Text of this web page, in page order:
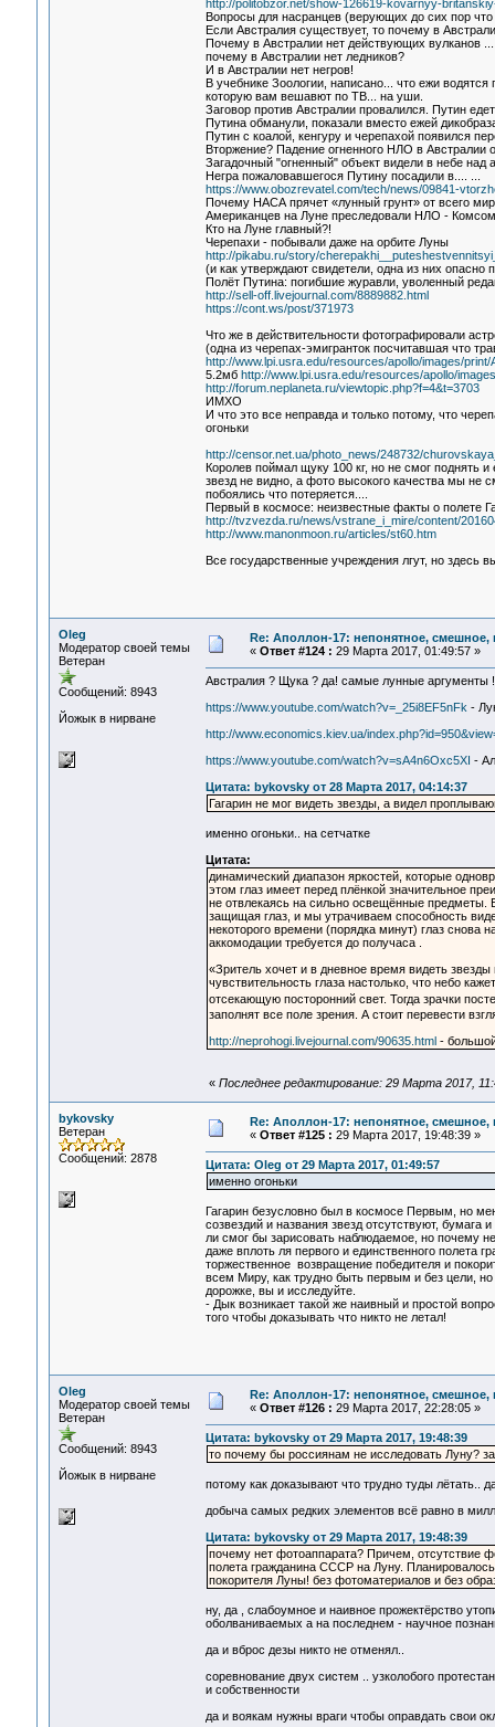
http://politobzor.net/show-126619-kovarnyy-
Вопросы для насранцев (верующих до сих пор
Если Австралия существует, то почему в
Почему в Австралии нет действующих вулканов ...
почему в Австралии нет ледников?
И в Австралии нет негров!
В учебнике Зоологии, написано... что ежи
которую вам вешавют по ТВ... на уши.
Заговор против Австралии провалился. Путин
Путина обманули, показали вместо ежей
Путин с коалой, кенгуру и черепахой появился
Вторжение? Падение огненного НЛО в Австралии
Загадочный "огненный" объект видели в небе
Негра пожаловавшегося Путину посадили в.... ...
https://www.obozrevatel.com/tech/news/09841-
Почему НАСА прячет «лунный грунт» от всего
Американцев на Луне преследовали НЛО -
Кто на Луне главный?!
Черепахи - побывали даже на орбите Луны
http://pikabu.ru/story/
(и как утверждают свидетели, одна из них опасно
Полёт Путина: погибшие журавли, уволенный
http://sell-off.livejournal.com/8889882.html
https://cont.ws/post/371973
Что же в действительности фотографировали
(одна из черепах-эмигранток посчитавшая что
http://www.lpi.usra.edu/resources/apollo/images/print/
5.2мб http://www.lpi.usra.edu/resources/apollo/
http://forum.neplaneta.ru/viewtopic.php?f=4&t=3703
ИМХО
И что это все неправда и только потому, что
огоньки
http://censor.net.ua/photo_news/248732/
Королев поймал щуку 100 кг, но не смог поднять
звезд не видно, а фото высокого качества мы не
побоялись что потеряется....
Первый в космосе: неизвестные факты о полете
http://tvzvezda.ru/news/vstrane_i_mire/content/
http://www.manonmoon.ru/articles/st60.htm
Все государственные учреждения лгут, но здесь
Oleg
Модератор своей темы
Ветеран
Сообщений: 8943
Йожык в нирване
Re: Аполлон-17: непонятное, смешное,
« Ответ #124 : 29 Марта 2017, 01:49:57 »
Австралия ? Щука ? да! самые лунные аргументы !
https://www.youtube.com/watch?v=_25i8EF5nFk -
http://www.economics.kiev.ua/
https://www.youtube.com/watch?v=sA4n6Oxc5XI -
Цитата: bykovsky от 28 Марта 2017, 04:14:37
Гагарин не мог видеть звезды, а видел
именно огоньки.. на сетчатке
Цитата:
динамический диапазон яркостей, которые
этом глаз имеет перед плёнкой значительное
не отвлекаясь на сильно освещённые предметы.
защищая глаз, и мы утрачиваем способность
некоторого времени (порядка минут) глаз снова
аккомодации требуется до получаса .
«Зритель хочет и в дневное время видеть
чувствительность глаза настолько, что небо
отсекающую посторонний свет. Тогда зрачки
заполнят все поле зрения. А стоит перевести
http://neprohogi.livejournal.com/90635.html -
« Последнее редактирование: 29 Марта 2017,
bykovsky
Ветеран
Сообщений: 2878
Re: Аполлон-17: непонятное, смешное,
« Ответ #125 : 29 Марта 2017, 19:48:39 »
Цитата: Oleg от 29 Марта 2017, 01:49:57
именно огоньки
Гагарин безусловно был в космосе Первым, но
созвездий и названия звезд отсутствуют, бумага
ли смог бы зарисовать наблюдаемое, но почему
даже вплоть ля первого и единственного полета
торжественное возвращение победителя и
всем Миру, как трудно быть первым и без цели,
дорожке, вы и исследуйте.
- Дык возникает такой же наивный и простой
того чтобы доказывать что никто не летал!
Oleg
Модератор своей темы
Ветеран
Сообщений: 8943
Йожык в нирване
Re: Аполлон-17: непонятное, смешное,
« Ответ #126 : 29 Марта 2017, 22:28:05 »
Цитата: bykovsky от 29 Марта 2017, 19:48:39
то почему бы россиянам не исследовать Луну?
потому как доказывают что трудно туды лётать..
добыча самых редких элементов всё равно в
Цитата: bykovsky от 29 Марта 2017, 19:48:39
почему нет фотоаппарата? Причем, отсутствие
полета гражданина СССР на Луну.
покорителя Луны! без фотоматериалов и без
ну, да , слабоумное и наивное прожектёрство
оболваниваемых а на последнем - научное
да и вброс дезы никто не отменял..
соревнование двух систем .. узколобого
и собственности
да и воякам нужны враги чтобы оправдать свои